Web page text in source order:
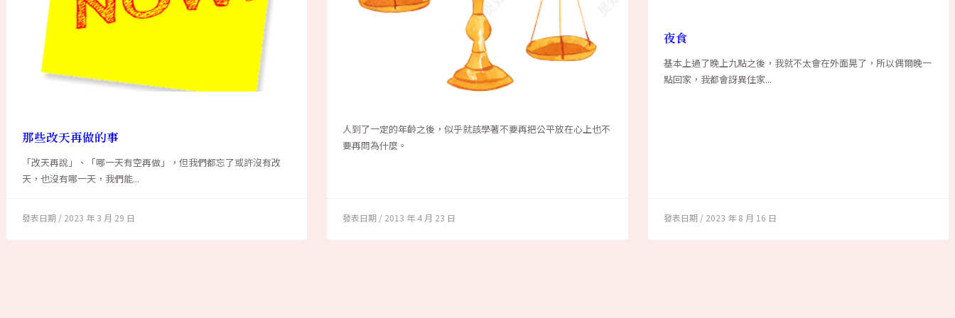
那些改天再做的事
「改天再說」、「哪一天有空再做」，但我們都忘了或許沒有改
天，也沒有哪一天，我們能...
2023 年 3 月 29 日
人到了一定的年齡之後，似乎就該學著不要再把公平放在心上也不
要再問為什麼。
2013 年 4 月 23 日
夜食
基本上過了晚上九點之後，我就不太會在外面晃了，所以偶爾晚一
點回家，我都會訝異住家...
2023 年 8 月 16 日